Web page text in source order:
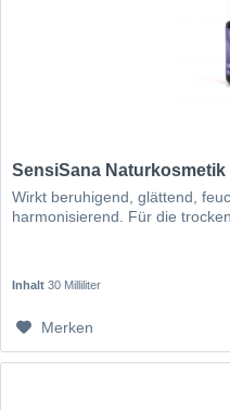
SensiSana Naturkosmetik
Wirkt beruhigend, glättend,
harmonisierend. Für die
Inhalt30 Milliliter
Merken